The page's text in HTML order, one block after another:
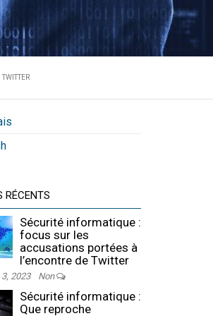
TWITTER
RÉCENTS
Sécurité informatique :
focus sur les
accusations portées à
l’encontre de Twitter
2023 Non
Sécurité informatique :
Que reproche